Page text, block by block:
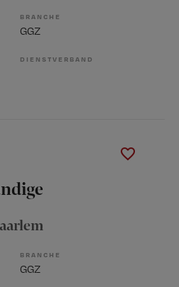
BRANCHE
GGZ
DIENSTVERBAND
BRANCHE
GGZ